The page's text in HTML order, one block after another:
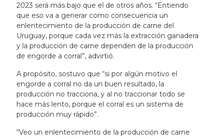
2023 será más bajo que el de otros años. “Entiendo
que eso va a generar como consecuencia un
enlentecimiento de la producción de carne del
Uruguay, porque cada vez más la extracción ganadera
y la producción de carne dependen de la producción
de engorde a corral”, advirtió.
A propósito, sostuvo que “si por algún motivo el
engorde a corral no da un buen resultado, la
producción no tracciona, y al no traccionar todo se
hace más lento, porque el corral es un sistema de
producción muy rápido”.
“Veo un enlentecimiento de la producción de carne